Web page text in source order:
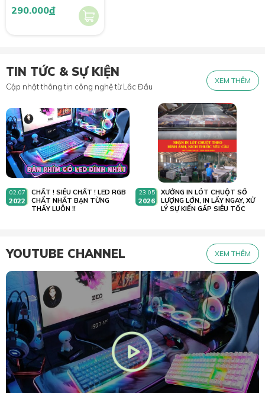
290.000đ
TIN TỨC & SỰ KIỆN
Cập nhật thông tin công nghệ từ Lắc Đầu
XEM THÊM
02.07
2022
CHẤT ! SIÊU CHẤT ! LED RGB
CHẤT NHẤT BẠN TỪNG
THẤY LUÔN !!
23.05
2026
XƯỞNG IN LÓT CHUỘT SỐ
LƯỢNG LỚN, IN LẤY NGAY, XỬ
LÝ SỰ KIẾN GẤP SIÊU TỐC
YOUTUBE CHANNEL XEM THÊM